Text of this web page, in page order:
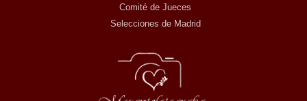
Comité de Jueces
Selecciones de Madrid